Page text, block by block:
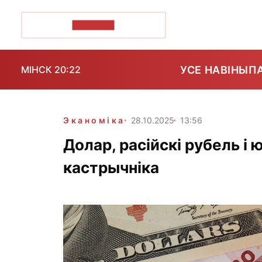
МІНСК 20:22 УСЕ НАВІНЫ
Эканоміка 28.10.2025 13:56
Долар, расійскі рубель і
кастрычніка